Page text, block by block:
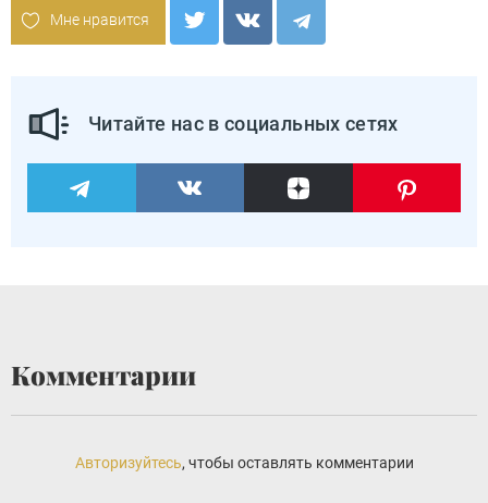
Мне нравится
Читайте нас в социальных сетях
Комментарии
Авторизуйтесь, чтобы оставлять комментарии